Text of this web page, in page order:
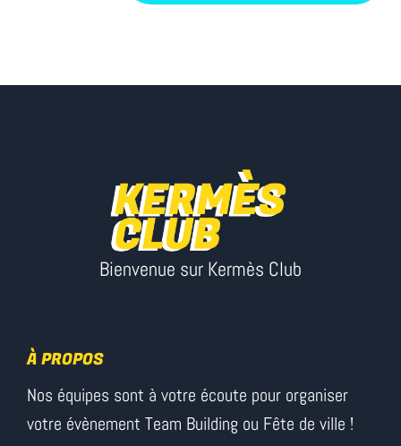
Bienvenue sur Kermès Club
À PROPOS
Nos équipes sont à votre écoute pour organiser
votre évènement Team Building ou Fête de ville !